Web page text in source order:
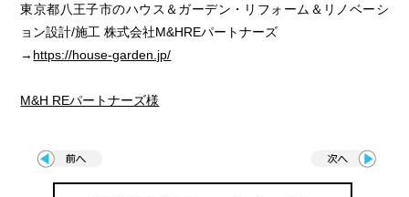
東京都八王子市のハウス＆ガーデン・リフォーム＆リノベーシ
ョン設計/施工 株式会社M&HREパートナーズ
→ https://house-garden.jp/
M&H REパートナーズ様